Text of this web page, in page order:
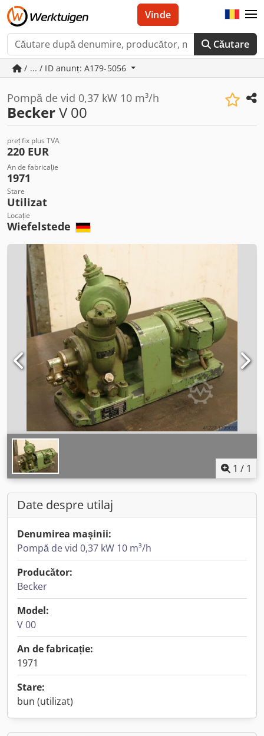
Căutare
Vinde
/ ... / ID anunț: A179-5056
Pompă de vid 0,37 kW 10 m³/h
BeckerV 00
preț fix plus TVA
220 EUR
An de fabricație
1971
Stare
Utilizat
Locație
Wiefelstede
1 / 1
Date despre utilaj
Denumirea mașinii:
Pompă de vid 0,37 kW 10 m³/h
Producător:
Becker
Model:
V 00
An de fabricație:
1971
Stare:
bun (utilizat)